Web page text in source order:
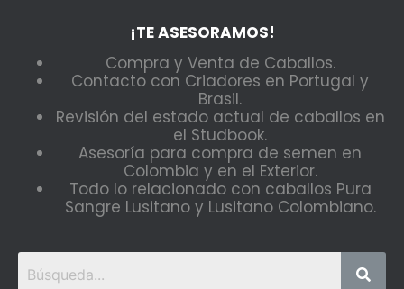
¡TE ASESORAMOS!
Compra y Venta de Caballos.
Contacto con Criadores en Portugal y
Brasil.
Revisión del estado actual de caballos en
el Studbook.
Asesoría para compra de semen en
Colombia y en el Exterior.
Todo lo relacionado con caballos Pura
Sangre Lusitano y Lusitano Colombiano.